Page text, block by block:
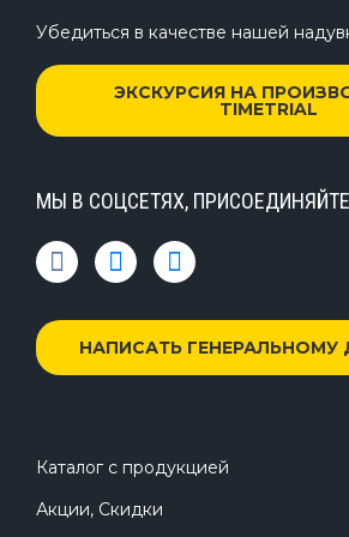
Убедиться в качестве нашей
ЭКСКУРСИЯ НА
TIMETRIAL
МЫ В СОЦСЕТЯХ,
НАПИСАТЬ ГЕНЕРАЛЬНОМУ
Каталог с продукцией
Акции, Скидки